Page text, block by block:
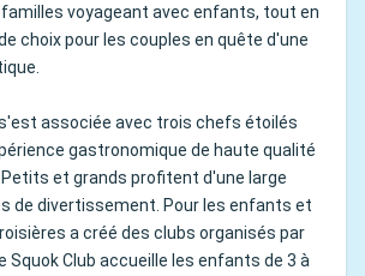
voyageant avec enfants, tout en
choix pour les couples en quête d'une
associée avec trois chefs étoilés
gastronomique de haute qualité
et grands profitent d'une large
de divertissement. Pour les enfants et
a créé des clubs organisés par
Squok Club accueille les enfants de 3 à